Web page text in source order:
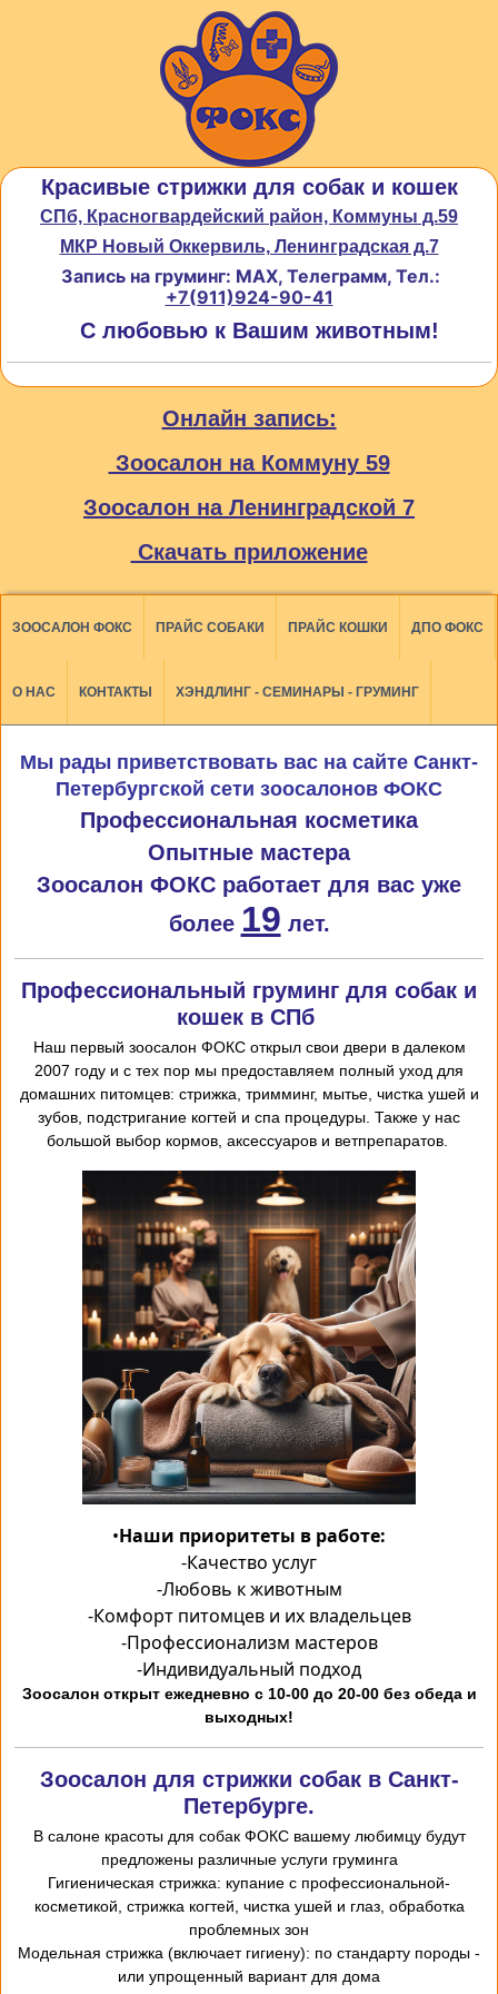
Красивые стрижки для собак и кошек
СПб, Красногвардейский район, Коммуны д.59
МКР Новый Оккервиль, Ленинградская д.7
Запись на груминг: MAX, Телеграмм, Тел.:
+7(911)924-90-41
С любовью к Вашим животным!
Онлайн запись:
Зоосалон на Коммуну 59
Зоосалон на Ленинградской 7
Скачать приложение
ЗООСАЛОН ФОКС ПРАЙС СОБАКИ ПРАЙС КОШКИ ДПО ФОКС
О НАС КОНТАКТЫ ХЭНДЛИНГ - СЕМИНАРЫ - ГРУМИНГ
Мы рады приветствовать вас на сайте Санкт-
Петербургской сети зоосалонов ФОКС
Профессиональная косметика
Опытные мастера
Зоосалон ФОКС работает для вас уже
более 19 лет.
Профессиональный груминг для собак и
кошек в СПб
Наш первый зоосалон ФОКС открыл свои двери в далеком
2007 году и с тех пор мы предоставляем полный уход для
домашних питомцев: стрижка, тримминг, мытье, чистка ушей и
зубов, подстригание когтей и спа процедуры. Также у нас
большой выбор кормов, аксессуаров и ветпрепаратов.
•Наши приоритеты в работе:
-Качество услуг
-Любовь к животным
-Комфорт питомцев и их владельцев
-Профессионализм мастеров
-Индивидуальный подход
Зоосалон открыт ежедневно с 10-00 до 20-00 без обеда и
выходных!
Зоосалон для стрижки собак в Санкт-
Петербурге.
В салоне красоты для собак ФОКС вашему любимцу будут
предложены различные услуги груминга
-Гигиеническая стрижка: купание с профессиональной
косметикой, стрижка когтей, чистка ушей и глаз, обработка
проблемных зон
- Модельная стрижка (включает гигиену): по стандарту породы
или упрощенный вариант для дома